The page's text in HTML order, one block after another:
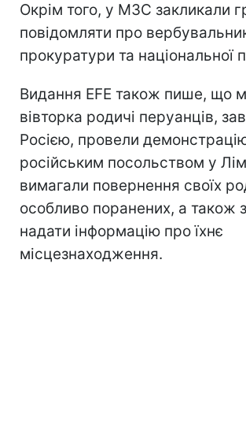
Окрім того, у МЗС закликали
повідомляти про
прокуратури та національної
Видання EFE також пише, що
вівторка родичі перуанців,
Росією, провели
російським посольством у
вимагали повернення своїх
особливо поранених, а також
надати інформацію про їхнє
місцезнаходження.